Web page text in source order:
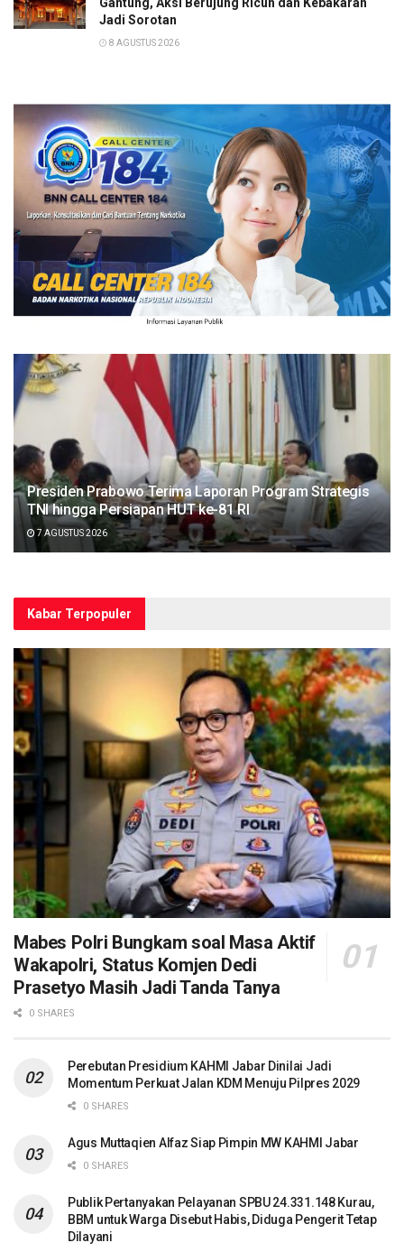
Jadi Sorotan
8 AGUSTUS 2026
Presiden Prabowo Terima Laporan Program Strategis
TNI hingga Persiapan HUT ke-81 RI
7 AGUSTUS 2026
Kabar Terpopuler
Mabes Polri Bungkam soal Masa Aktif
Wakapolri, Status Komjen Dedi
Prasetyo Masih Jadi Tanda Tanya
0 SHARES
Perebutan Presidium KAHMI Jabar Dinilai Jadi
Momentum Perkuat Jalan KDM Menuju Pilpres 2029
0 SHARES
Agus Muttaqien Alfaz Siap Pimpin MW KAHMI Jabar
0 SHARES
Publik Pertanyakan Pelayanan SPBU 24.331.148 Kurau,
BBM untuk Warga Disebut Habis, Diduga Pengerit Tetap
Dilayani